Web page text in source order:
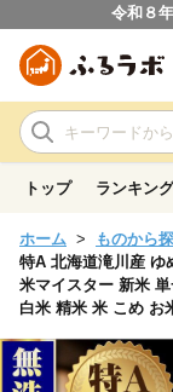
令和８
トップ ランキング
ホーム ものから
特A 北海道滝川産 ゆ
米マイスター 新米
白米 精米 米 こめ お